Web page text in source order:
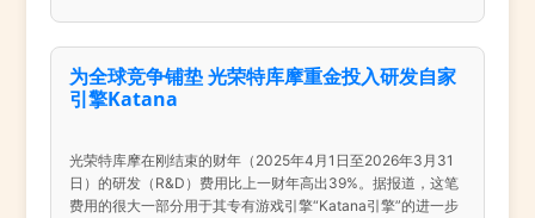
为全球竞争铺垫 光荣特库摩重金投入研发自家
引擎Katana
光荣特库摩在刚结束的财年（2025年4月1日至2026年3月31
日）的研发（R&D）费用比上一财年高出39%。据报道，这笔
费用的很大一部分用于其专有游戏引擎“Katana引擎”的进一步